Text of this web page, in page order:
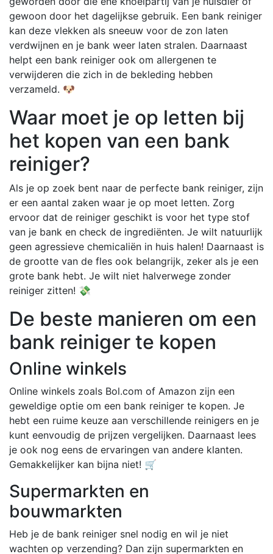
gewoon door het dagelijkse gebruik. Een bank reiniger
kan deze vlekken als sneeuw voor de zon laten
verdwijnen en je bank weer laten stralen. Daarnaast
helpt een bank reiniger ook om allergenen te
verwijderen die zich in de bekleding hebben
verzameld. 🐶
Waar moet je op letten bij
het kopen van een bank
reiniger?
Als je op zoek bent naar de perfecte bank reiniger, zijn
er een aantal zaken waar je op moet letten. Zorg
ervoor dat de reiniger geschikt is voor het type stof
van je bank en check de ingrediënten. Je wilt natuurlijk
geen agressieve chemicaliën in huis halen! Daarnaast is
de grootte van de fles ook belangrijk, zeker als je een
grote bank hebt. Je wilt niet halverwege zonder
reiniger zitten! 💸
De beste manieren om een
bank reiniger te kopen
Online winkels
Online winkels zoals Bol.com of Amazon zijn een
geweldige optie om een bank reiniger te kopen. Je
hebt een ruime keuze aan verschillende reinigers en je
kunt eenvoudig de prijzen vergelijken. Daarnaast lees
je ook nog eens de ervaringen van andere klanten.
Gemakkelijker kan bijna niet! 🛒
Supermarkten en
bouwmarkten
Heb je de bank reiniger snel nodig en wil je niet
wachten op verzending? Dan zijn supermarkten en